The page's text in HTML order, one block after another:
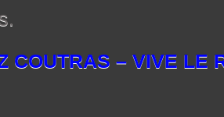
COUTRAS – VIVE LE